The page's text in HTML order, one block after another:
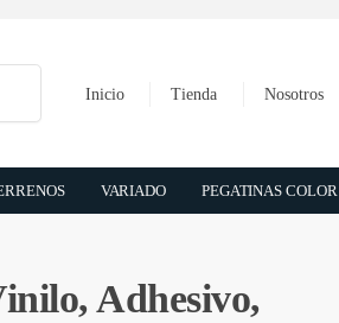
Inicio
Tienda Nosotros
VARIADO PEGATINAS COLOR
Adhesivo,